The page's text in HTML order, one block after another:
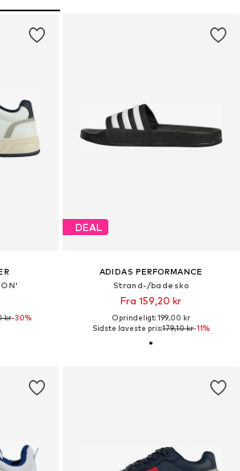
kr-30%
DEAL
ADIDAS PERFORMANCE
Strand-/badesko
Fra 159,20 kr
Oprindeligt: 199,00 kr
Sidste laveste pris:179,10 kr-11%